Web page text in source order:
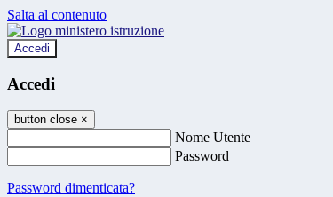
Salta al contenuto
Accedi
Accedi
button close ×
Nome Utente
Password
Password dimenticata?